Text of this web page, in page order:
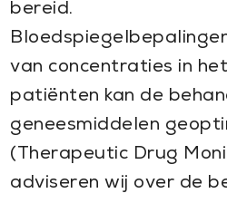
bereid.
van concentraties in
patiënten kan de
geneesmiddelen
(Therapeutic Drug
adviseren wij over de